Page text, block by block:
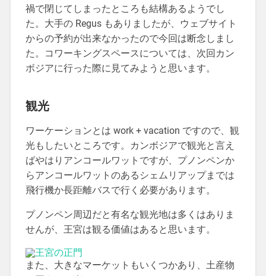
禍で閉じてしまったところも結構あるようでし
た。大手の Regus もありましたが、ウェブサイト
からの予約が出来なかったので今回は断念しまし
た。コワーキングスペースについては、次回カン
ボジアに行った際に見てみようと思います。
観光
ワーケーションとは work + vacation ですので、観
光もしたいところです。カンボジアで観光と言え
ばやはりアンコールワットですが、プノンペンか
らアンコールワットのあるシェムリアップまでは
飛行機か長距離バスで行く必要があります。
プノンペン周辺だと有名な観光地は多くはありま
せんが、王宮は観る価値はあると思います。
また、大きなマーケットもいくつかあり、土産物